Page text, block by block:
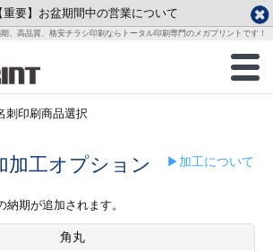
重要】お盆期間中の営業について
、高品質、格安チラシ印刷ならトータル印刷専門のメガプリントです！
商品一覧
ご利用ガイド
データ作成ガイド
テンプレート
金
土
1
15
28
29
印刷商品選択
加工オプション ▶加工について
期が追加されます。
角丸